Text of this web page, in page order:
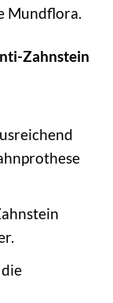
Mundflora.
Zahnstein